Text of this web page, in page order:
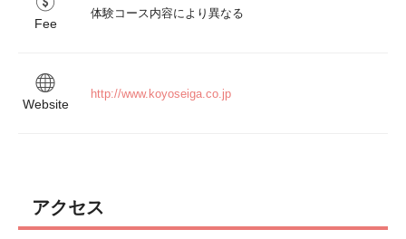
Fee
体験コース内容により異なる
Website
http://www.koyoseiga.co.jp
アクセス